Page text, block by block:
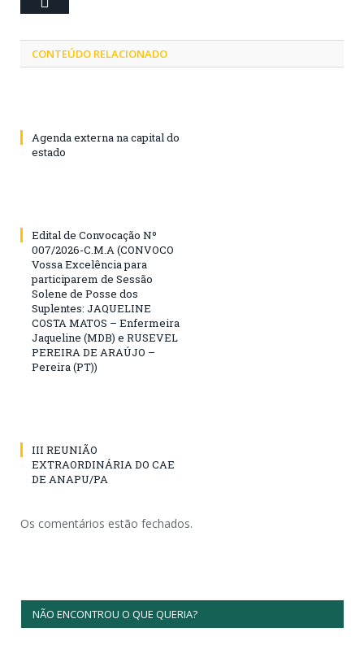
CONTEÚDO RELACIONADO
Agenda externa na capital do
estado
Edital de Convocação Nº
007/2026-C.M.A (CONVOCO
Vossa Excelência para
participarem de Sessão
Solene de Posse dos
Suplentes: JAQUELINE
COSTA MATOS – Enfermeira
Jaqueline (MDB) e RUSEVEL
PEREIRA DE ARAÚJO –
Pereira (PT))
III REUNIÃO
EXTRAORDINÁRIA DO CAE
DE ANAPU/PA
Os comentários estão fechados.
NÃO ENCONTROU O QUE QUERIA?